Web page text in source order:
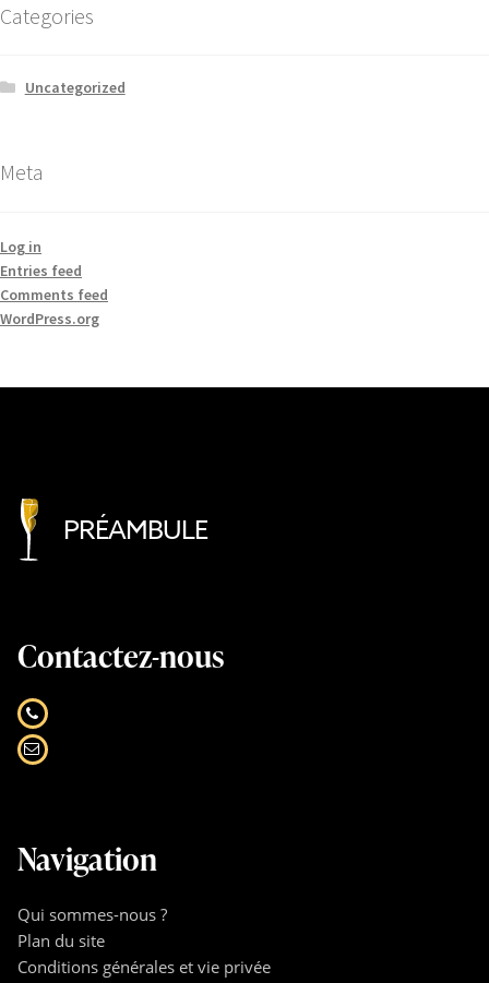
Categories
Uncategorized
Meta
Log in
Entries feed
Comments feed
WordPress.org
PRÉAMBULE
Contactez-nous
Navigation
Qui sommes-nous ?
Plan du site
Conditions générales et vie privée